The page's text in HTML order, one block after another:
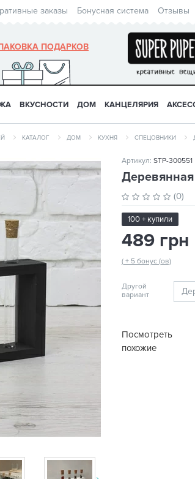
заказы Бонусная система Отзывы
ПОДАРКОВ
ВКУСНОСТИ ДОМ КАНЦЕЛЯРИЯ
КАТАЛОГ ДОМ КУХНЯ СПЕЦОВНИКИ
Артикул: STP-300551
Деревянная
(0)
100 + купили
489 грн
( + 5 бонус (ов)
Другой
вариант
Посмотреть
похожие